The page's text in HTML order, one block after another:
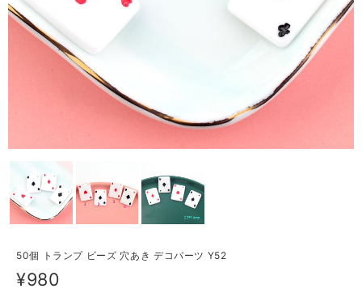
50個 トランプ ビーズ 穴あき デコパーツ Y52
¥980